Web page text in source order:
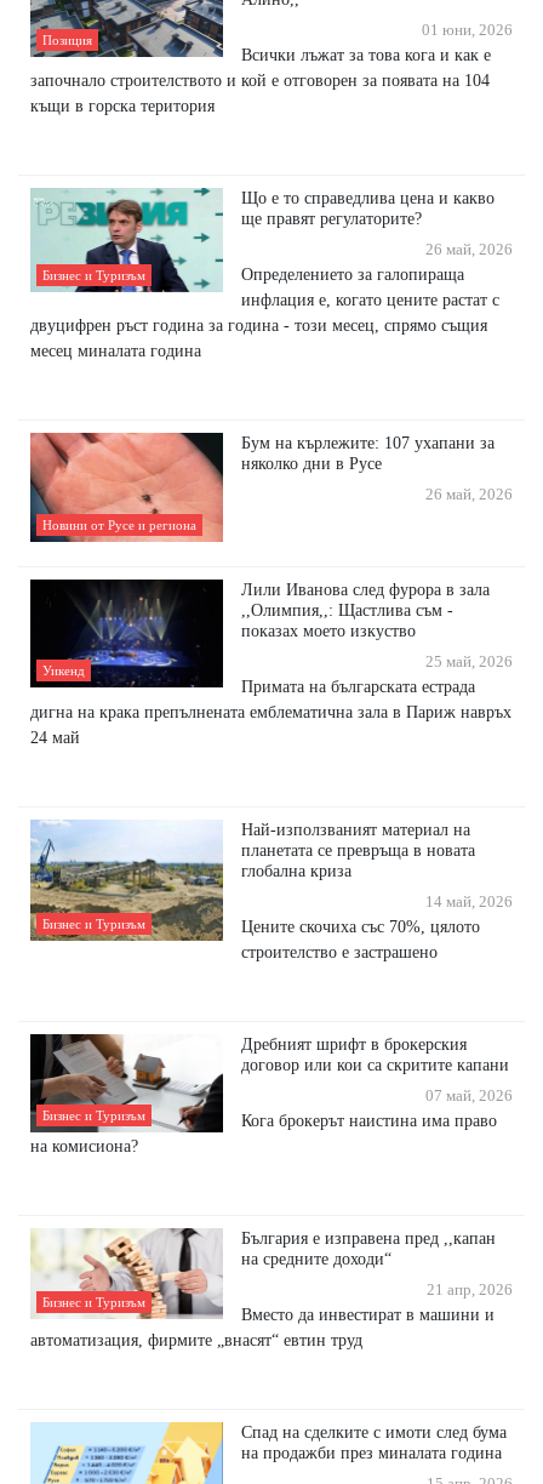
Позиция
01 юни, 2026
Всички лъжат за това кога и как е
започнало строителството и кой е отговорен за появата на 104
къщи в горска територия
Бизнес и Туризъм
Що е то справедлива цена и какво
ще правят регулаторите?
26 май, 2026
Определението за галопираща
инфлация е, когато цените растат с
двуцифрен ръст година за година - този месец, спрямо същия
месец миналата година
Новини от Русе и региона
Бум на кърлежите: 107 ухапани за
няколко дни в Русе
26 май, 2026
Уикенд
Лили Иванова след фурора в зала
,,Олимпия,,: Щастлива съм -
показах моето изкуство
25 май, 2026
Примата на българската естрада
дигна на крака препълнената емблематична зала в Париж навръх
24 май
Бизнес и Туризъм
Най-използваният материал на
планетата се превръща в новата
глобална криза
14 май, 2026
Цените скочиха със 70%, цялото
строителство е застрашено
Бизнес и Туризъм
Дребният шрифт в брокерския
договор или кои са скритите капани
07 май, 2026
Кога брокерът наистина има право
на комисиона?
Бизнес и Туризъм
България е изправена пред ,,капан
на средните доходи“
21 апр, 2026
Вместо да инвестират в машини и
автоматизация, фирмите „внасят“ евтин труд
Спад на сделките с имоти след бума
на продажби през миналата година